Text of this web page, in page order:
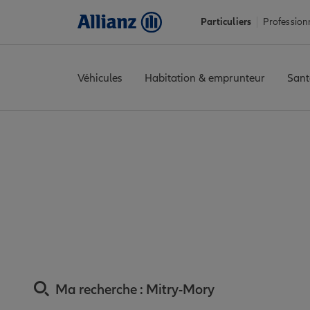
Particuliers
Véhicules Habitation & emprunteur
Ma recherche : Mitry-Mory